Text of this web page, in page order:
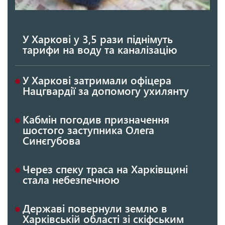
У Харкові у 3,5 рази піднімуть
тарифи на воду та каналізацію
У Харкові затримали офіцера
Нацгвардії за допомогу ухилянту
Кабмін погодив призначення
шостого заступника Олега
Синєгубова
Через спеку траса на Харківщині
стала небезпечною
Державі повернули землю в
Харківській області зі скіфським